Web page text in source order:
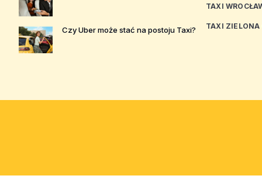
Czy Uber może stać na postoju Taxi?
TAXI
TAXI ZIELONA